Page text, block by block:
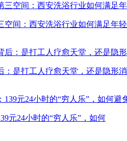
空间：西安洗浴行业如何满足年
：是打工人疗愈天堂，还是隐形
元24小时的“穷人乐”，如何